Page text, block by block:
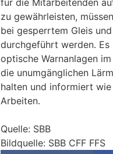
für die Mitarbeitenden
zu gewährleisten,
bei gesperrtem Gleis
durchgeführt werden.
optische Warnanlagen
die unumgänglichen
halten und informiert
Arbeiten.
Quelle: SBB
Bildquelle: SBB CFF FFS